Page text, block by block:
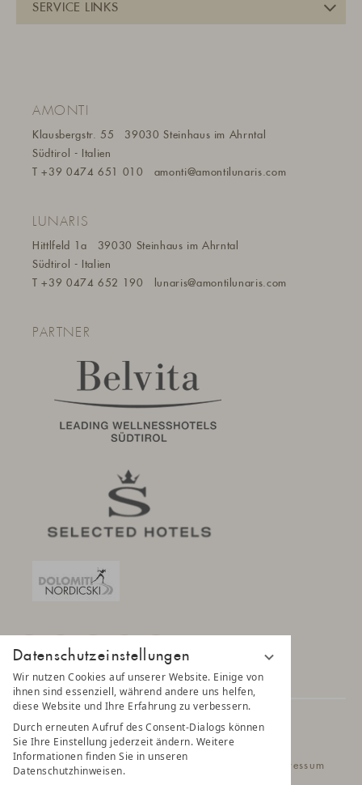
Datenschutzeinstellungen
Wir nutzen Cookies auf unserer Website. Einige von
ihnen sind essenziell, während andere uns helfen,
diese Website und Ihre Erfahrung zu verbessern.
Durch erneuten Aufruf des Consent-Dialogs können
Sie Ihre Einstellung jederzeit ändern. Weitere
Informationen finden Sie in unseren
Datenschutzhinweisen.
AMONTI
Klausbergstr. 55
39030 Steinhaus im Ahrntal
Südtirol - Italien
T+39 0474 651 010 amonti@amontilunaris.com
LUNARIS
Hittlfeld 1a
39030 Steinhaus im Ahrntal
Südtirol - Italien
T+39 0474 652 190 lunaris@amontilunaris.com
PARTNER
© 2025 AMONTI & LUNARIS Wellnessresort
Datenschutz Impressum